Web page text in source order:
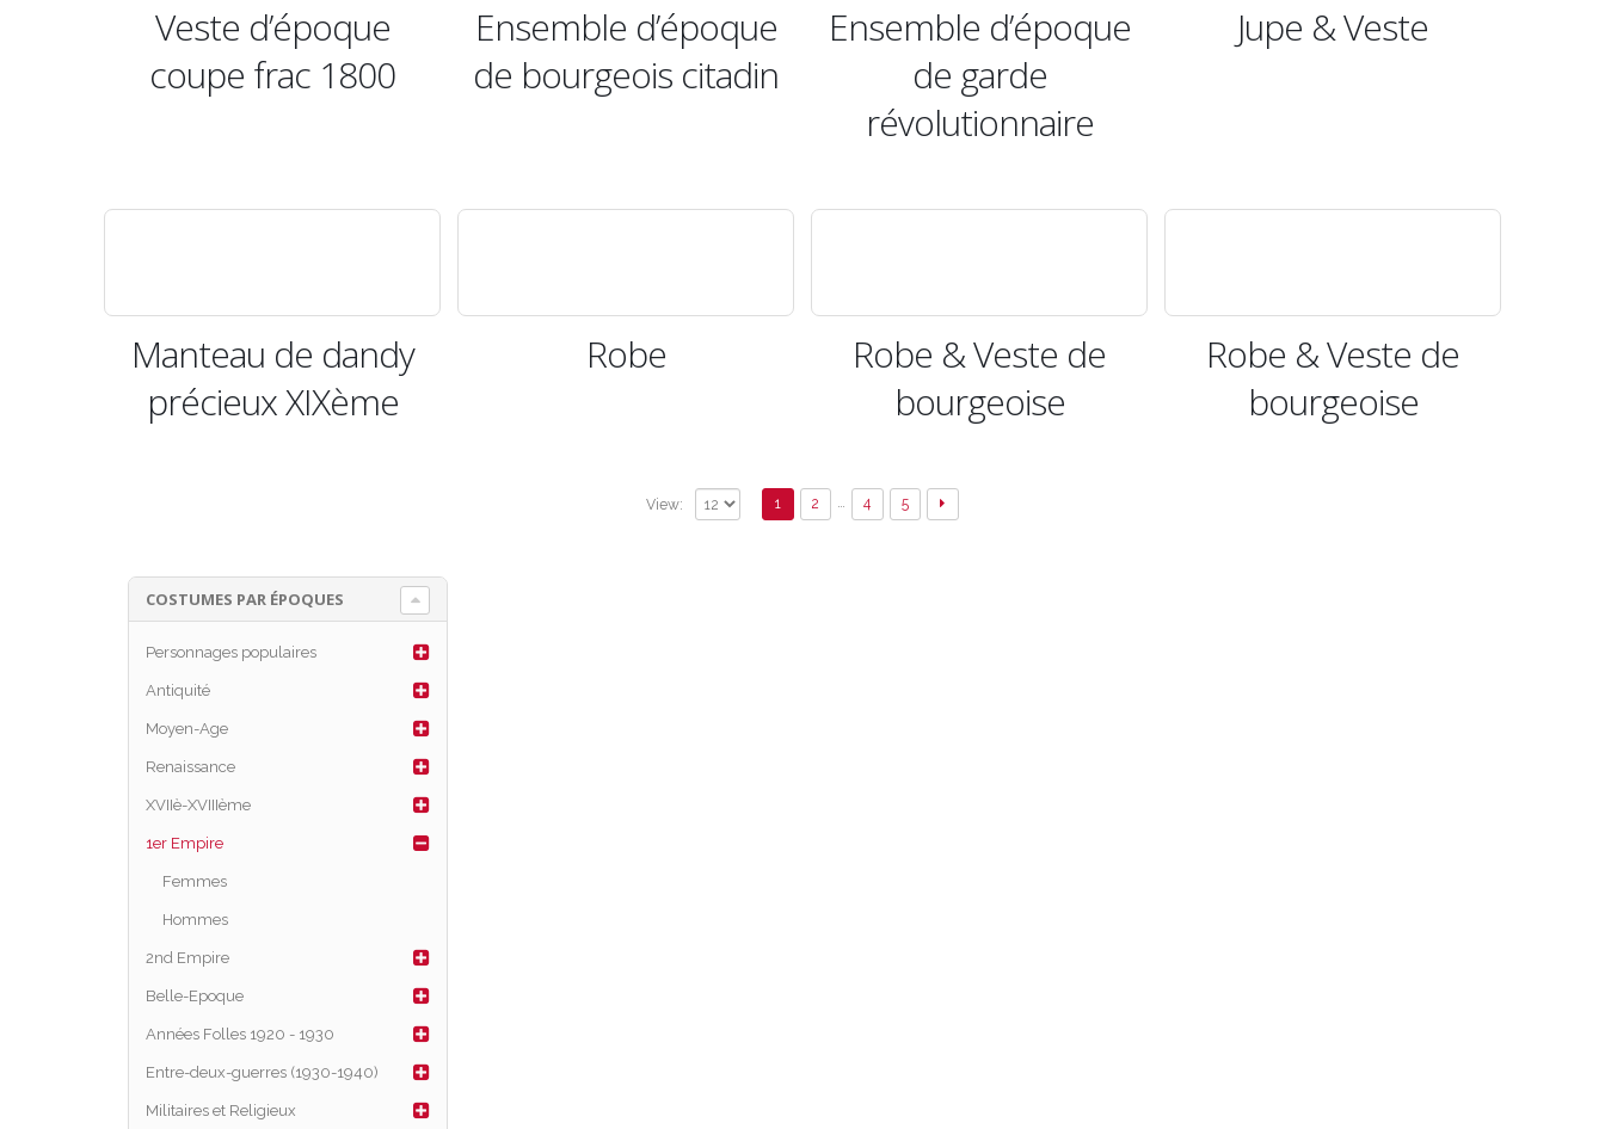
Veste d’époque
coupe frac 1800
Ensemble d’époque
de bourgeois citadin
Ensemble d’époque
de garde
révolutionnaire
Jupe & Veste
Manteau de dandy
précieux XIXème
Robe
Robe & Veste de
bourgeoise
Robe & Veste de
bourgeoise
View: 1 2 … 4 5
COSTUMES PAR ÉPOQUES
Personnages populaires
Antiquité
Moyen-Age
Renaissance
XVIIè-XVIIIème
1er Empire
Femmes
Hommes
2nd Empire
Belle-Epoque
Années Folles 1920 - 1930
Entre-deux-guerres (1930-1940)
Militaires et Religieux